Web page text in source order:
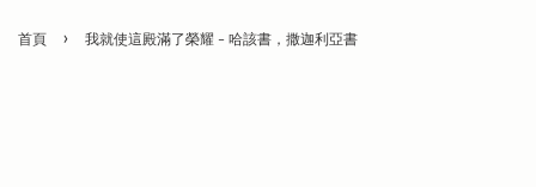
首頁 › 我就使這殿滿了榮耀 – 哈該書，撒迦利亞書